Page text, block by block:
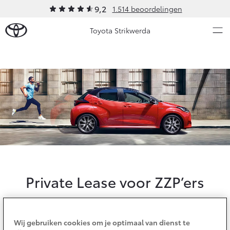
9,2 1.514 beoordelingen
Toyota Strikwerda
Ons bedrijf
Ons bedrijf
Strikwerda Private Lease
Klantbeoordelingen
Modellen
Aygo X
HYBRIDE
Yaris
HYBRIDE
Occasions
Onderhoud
Diensten
Private Lease voor ZZP’ers
Gemakkelijk, zorgeloos en fiscaal aantrekkelijk.
Wij gebruiken cookies om je optimaal van dienst te